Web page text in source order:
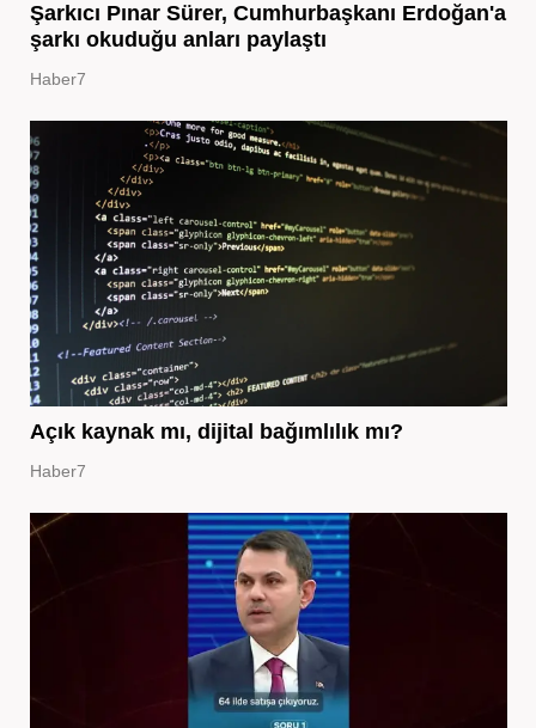
Şarkıcı Pınar Sürer, Cumhurbaşkanı Erdoğan'a
şarkı okuduğu anları paylaştı
Haber7
Açık kaynak mı, dijital bağımlılık mı?
Haber7